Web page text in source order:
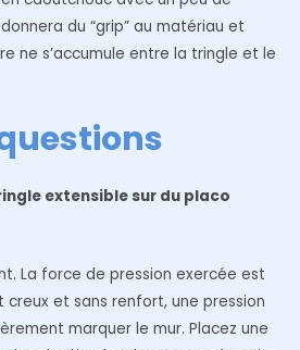
du “grip” au matériau et
ne s’accumule entre la tringle et le
extensible sur du placo
La force de pression exercée est
creux et sans renfort, une pression
marquer le mur. Placez une